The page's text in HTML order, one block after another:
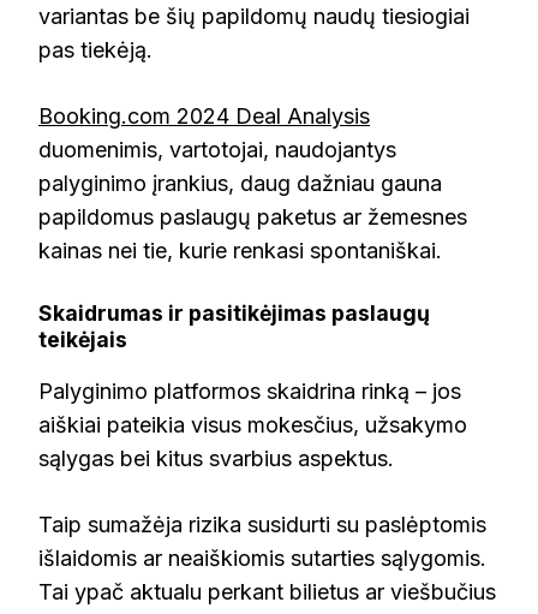
variantas be šių papildomų naudų tiesiogiai
pas tiekėją.
Booking.com 2024 Deal Analysis
duomenimis, vartotojai, naudojantys
palyginimo įrankius, daug dažniau gauna
papildomus paslaugų paketus ar žemesnes
kainas nei tie, kurie renkasi spontaniškai.
Skaidrumas ir pasitikėjimas paslaugų
teikėjais
Palyginimo platformos skaidrina rinką – jos
aiškiai pateikia visus mokesčius, užsakymo
sąlygas bei kitus svarbius aspektus.
Taip sumažėja rizika susidurti su paslėptomis
išlaidomis ar neaiškiomis sutarties sąlygomis.
Tai ypač aktualu perkant bilietus ar viešbučius